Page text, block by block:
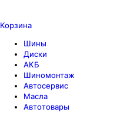
Корзина
Шины
Диски
АКБ
Шиномонтаж
Автосервис
Масла
Автотовары